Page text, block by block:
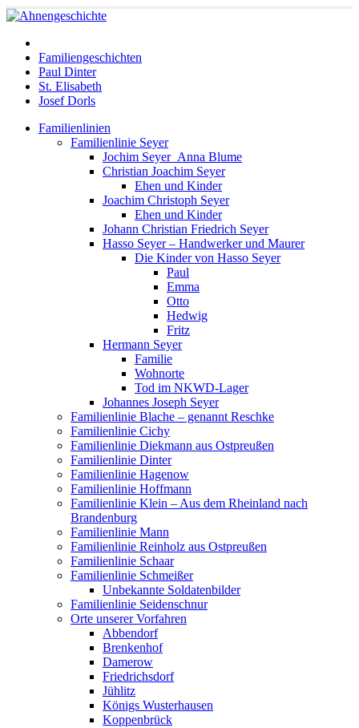
Familiengeschichten
Paul Dinter
St. Elisabeth
Josef Dorls
Familienlinien
Familienlinie Seyer
Jochim Seyer_Anna Blume
Christian Joachim Seyer
Ehen und Kinder
Joachim Christoph Seyer
Ehen und Kinder
Johann Christian Friedrich Seyer
Hasso Seyer – Handwerker und Maurer
Die Kinder von Hasso Seyer
Paul
Emma
Otto
Hedwig
Fritz
Hermann Seyer
Familie
Wohnorte
Tod im NKWD-Lager
Johannes Joseph Seyer
Familienlinie Blache – genannt Reschke
Familienlinie Cichy
Familienlinie Diekmann aus Ostpreußen
Familienlinie Dinter
Familienlinie Hagenow
Familienlinie Hoffmann
Familienlinie Klein – Aus dem Rheinland nach
Brandenburg
Familienlinie Mann
Familienlinie Reinholz aus Ostpreußen
Familienlinie Schaar
Familienlinie Schmeißer
Unbekannte Soldatenbilder
Familienlinie Seidenschnur
Orte unserer Vorfahren
Abbendorf
Brenkenhof
Damerow
Friedrichsdorf
Jühlitz
Königs Wusterhausen
Koppenbrück